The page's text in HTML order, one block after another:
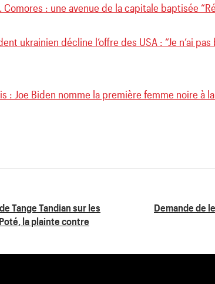
Comores : une avenue de la capitale baptisée
ukrainien décline l’offre des USA : “Je n’ai
: Joe Biden nomme la première femme noire à
Tange Tandian sur les
la plainte contre
Demande de